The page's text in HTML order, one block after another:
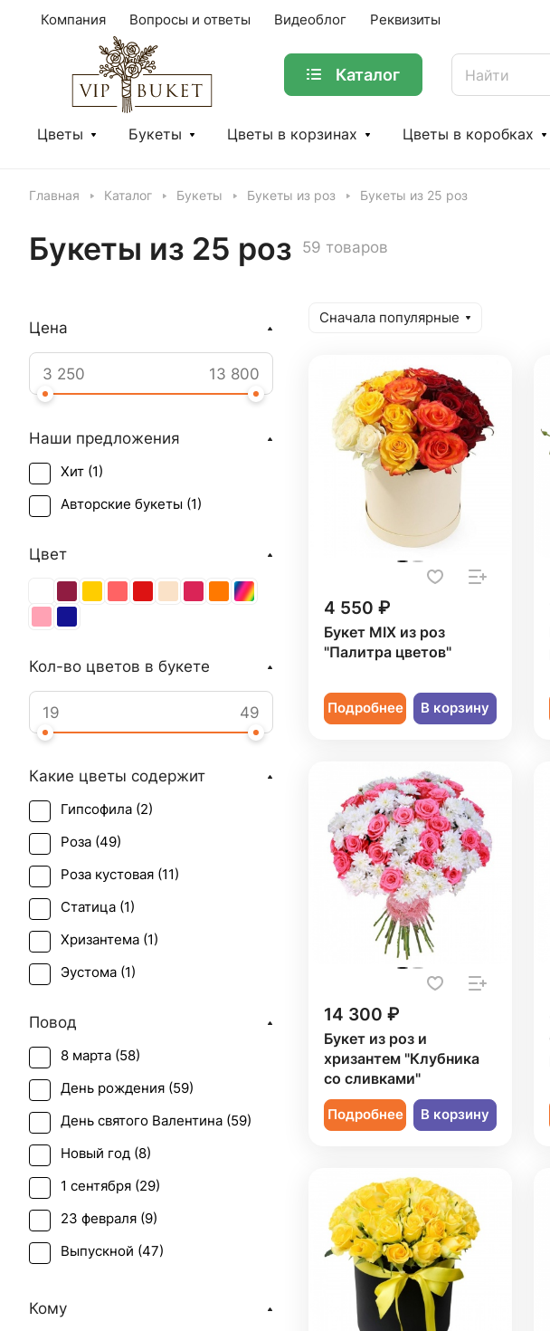
Компания Вопросы и ответы Видеоблог Реквизиты
Каталог
Цветы Букеты Цветы в корзинах Цветы в коробках
Главная Каталог Букеты Букеты из роз Букеты из 25 роз
Букеты из 25 роз 59 товаров
Сначала популярные
4 550 ₽
Букет MIX из роз
"Палитра цветов"
Подробнее В корзину
14 300 ₽
Букет из роз и
хризантем "Клубника
со сливками"
Подробнее В корзину
Цена
Наши предложения
Хит (1)
Авторские букеты (1)
Цвет
Кол-во цветов в букете
Какие цветы содержит
Гипсофила (2)
Роза (49)
Роза кустовая (11)
Статица (1)
Хризантема (1)
Эустома (1)
Повод
8 марта (58)
День рождения (59)
День святого Валентина (59)
Новый год (8)
1 сентября (29)
23 февраля (9)
Выпускной (47)
День учителя (
Кому